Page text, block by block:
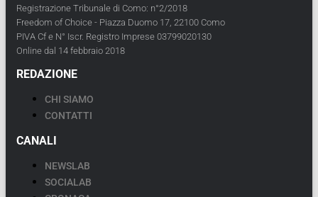
Registrazione Tribunale di Como: n°2/2018
Freedom of Choice - Piazza Duomo 17, 22100 Como
PIVA Cf e N° Iscr. Registro Imprese 03799020130
Online dal 14 febbraio 2018
REDAZIONE
CHI SIAMO
CONTATTI
CANALI
NEWSLAB
SOCIALAB